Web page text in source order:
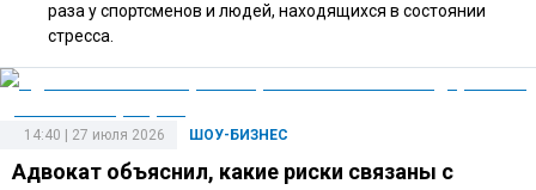
раза у спортсменов и людей, находящихся в состоянии
стресса.
ШОУ-БИЗНЕС
14:40 | 27 июля 2026
Адвокат объяснил, какие риски связаны с